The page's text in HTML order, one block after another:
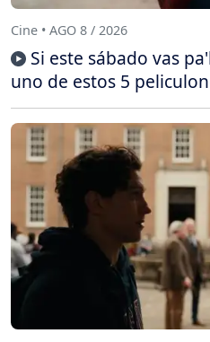
Cine • AGO 8 / 2026
Si este sábado vas
uno de estos 5